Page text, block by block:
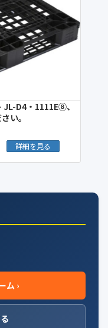
JL-D4・1111E⑧、
い。
詳細を見る
ム ›